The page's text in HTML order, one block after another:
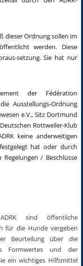
dieser Ordnung sollen im
werden. Diese
setzung. Sie hat nur
der Fédération
Ausstellungs-Ordnung
e.V., Sitz Dortmund
Rottweiler-Klub
keine anderweitigen
hat oder durch
/ Beschlüsse
ADRK sind öffentliche
für die Hunde vergeben
Beurteilung über die
Formwertes und der
ein wichtiges Hilfsmittel